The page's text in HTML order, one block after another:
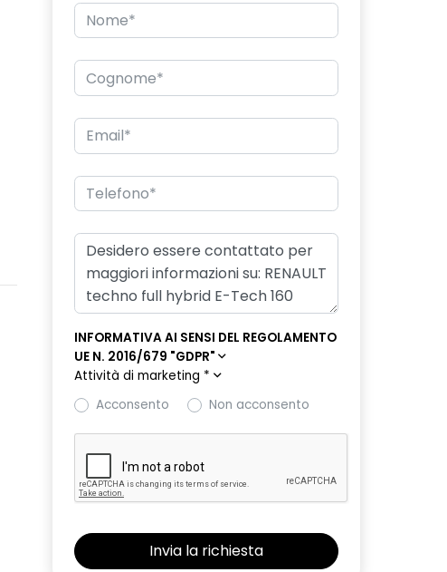
INFORMATIVA AI SENSI DEL REGOLAMENTO
UE N. 2016/679 "GDPR"
Attività di marketing *
Acconsento
Non acconsento